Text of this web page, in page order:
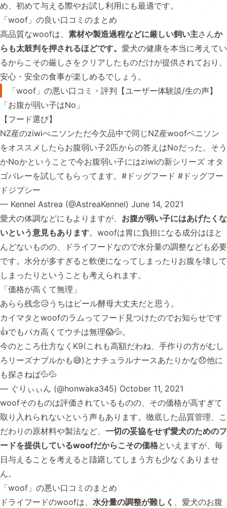
め、初めて与える際やお試し利用にも最適です。
「woof」の良い口コミのまとめ
高品質なwoofは、 素材や製造過程などに厳しい飼い主さんか
らも太鼓判を押されるほどです。 愛犬の健康を本当に考えてい
るからこその厳しさをクリアしたものだけが提供されており、
安心・安全の食事が楽しめるでしょう。
「woof」の悪い口コミ・評判【ユーザー体験談/生の声】
「お腹が弱い子はNo」
【フード選び】
NZ産のziwiべニソンただ今欠品中で同じNZ産woofベニソン
をオススメしたらお腹弱い子2匹からの答えはNoだった。そう
かNoかということで今お腹弱い子にはziwiの新シリーズ オタ
ゴバレーを試してもらってます。 #ドッグフード #ドッグフー
ドジプシー
— Kennel Astrea (@AstreaKennel) June 14, 2021
愛犬の体調などにもよりますが、 お腹が弱い子にはあげたくな
いという意見もあります。woofは胃に負担になる成分はほと
んどないものの、ドライフードなので水分量の調整なども必要
です。水分が多すぎると軟便になってしまったりお腹を壊して
しまったりということも考えられます。
「価格が高くて無理」
あらら残念😥うちはビール酵母大丈夫だと思う。
カイマタとwoofのラムってフード見つけたのでお知らせです
👍でもバカ高くてウチは無理😱💦。
今のところ仕方なくK9(これも高額だわね、手作りの方がむし
ろリーズナブルかも😅)とナチュラルナースあたりかな😞他に
も探さねば💦💦
— ぐりぃぃん (@honwaka345) October 11, 2021
woofそのものは評価されているものの、その価格が高すぎて
取り入れられないという声もあります。徹底した品質管理、こ
だわりの原材料や製法など、 一切の妥協をせず愛犬のためのフ
ードを提供しているwoofだからこその価格といえますが、毎
日与えることを考えると躊躇してしまう方も少なくありませ
ん。
「woof」の悪い口コミのまとめ
ドライフードのwoofは、 水分量の調整が難しく 、愛犬のお腹